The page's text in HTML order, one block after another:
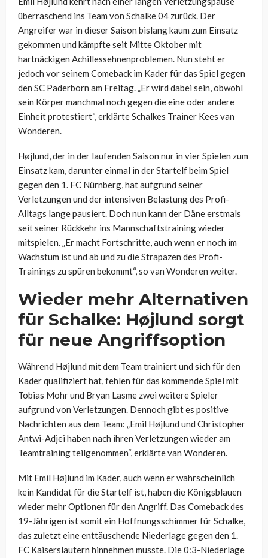
überraschend ins Team von Schalke 04 zurück. Der
Angreifer war in dieser Saison bislang kaum zum Einsatz
gekommen und kämpfte seit Mitte Oktober mit
hartnäckigen Achillessehnenproblemen. Nun steht er
jedoch vor seinem Comeback im Kader für das Spiel gegen
den SC Paderborn am Freitag. „Er wird dabei sein, obwohl
sein Körper manchmal noch gegen die eine oder andere
Einheit protestiert“, erklärte Schalkes Trainer Kees van
Wonderen.
Højlund, der in der laufenden Saison nur in vier Spielen zum
Einsatz kam, darunter einmal in der Startelf beim Spiel
gegen den 1. FC Nürnberg, hat aufgrund seiner
Verletzungen und der intensiven Belastung des Profi-
Alltags lange pausiert. Doch nun kann der Däne erstmals
seit seiner Rückkehr ins Mannschaftstraining wieder
mitspielen. „Er macht Fortschritte, auch wenn er noch im
Wachstum ist und ab und zu die Strapazen des Profi-
Trainings zu spüren bekommt“, so van Wonderen weiter.
Wieder mehr Alternativen
für Schalke: Højlund sorgt
für neue Angriffsoption
Während Højlund mit dem Team trainiert und sich für den
Kader qualifiziert hat, fehlen für das kommende Spiel mit
Tobias Mohr und Bryan Lasme zwei weitere Spieler
aufgrund von Verletzungen. Dennoch gibt es positive
Nachrichten aus dem Team: „Emil Højlund und Christopher
Antwi-Adjei haben nach ihren Verletzungen wieder am
Teamtraining teilgenommen“, erklärte van Wonderen.
Mit Emil Højlund im Kader, auch wenn er wahrscheinlich
kein Kandidat für die Startelf ist, haben die Königsblauen
wieder mehr Optionen für den Angriff. Das Comeback des
19-Jährigen ist somit ein Hoffnungsschimmer für Schalke,
das zuletzt eine enttäuschende Niederlage gegen den 1.
FC Kaiserslautern hinnehmen musste. Die 0:3-Niederlage